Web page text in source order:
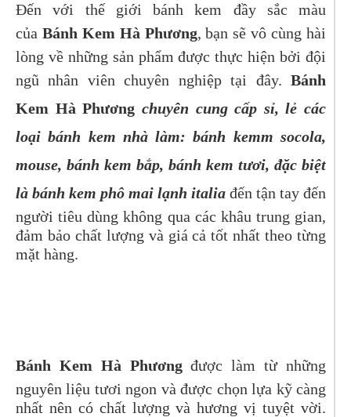
Đến với thế giới bánh kem đầy sắc màu
của Bánh Kem Hà Phương, bạn sẽ vô cùng hài
lòng về những sản phẩm được thực hiện bởi đội
ngũ nhân viên chuyên nghiệp tại đây. Bánh
Kem Hà Phương chuyên cung cấp sỉ, lẻ các
loại bánh kem nhà làm: bánh kemm socola,
mouse, bánh kem bắp, bánh kem tươi, đặc biệt
là bánh kem phô mai lạnh italia đến tận tay đến
người tiêu dùng không qua các khâu trung gian,
đảm bảo chất lượng và giá cả tốt nhất theo từng
mặt hàng.
Bánh Kem Hà Phươngđược làm từ những
nguyên liệu tươi ngon và được chọn lựa kỹ càng
nhất nên có chất lượng và hương vị tuyệt vời.